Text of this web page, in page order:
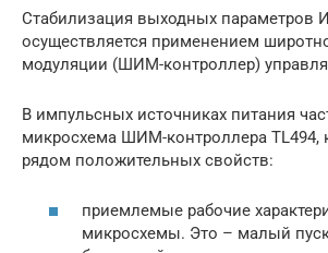
Стабилизация выходных параметров
осуществляется применением
модуляции (ШИМ-контроллер)
В импульсных источниках питания
микросхема ШИМ-контроллера TL494,
рядом положительных свойств:
приемлемые рабочие
микросхемы. Это – малый